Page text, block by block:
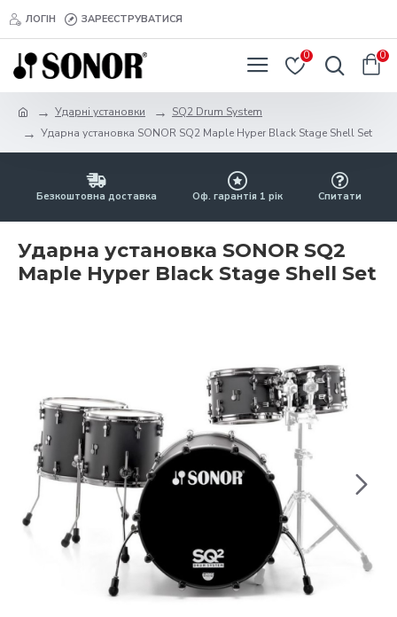
ЛОГІН ЗАРЕЄСТРУВАТИСЯ
0 0
Ударні установки
SQ2 Drum System
Ударна установка SONOR SQ2 Maple Hyper Black Stage Shell Set
Безкоштовна доставка Оф. гарантія 1 рік Спитати
Ударна установка SONOR SQ2
Maple Hyper Black Stage Shell Set